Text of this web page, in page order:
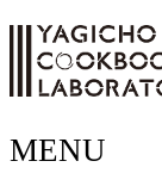
MENU